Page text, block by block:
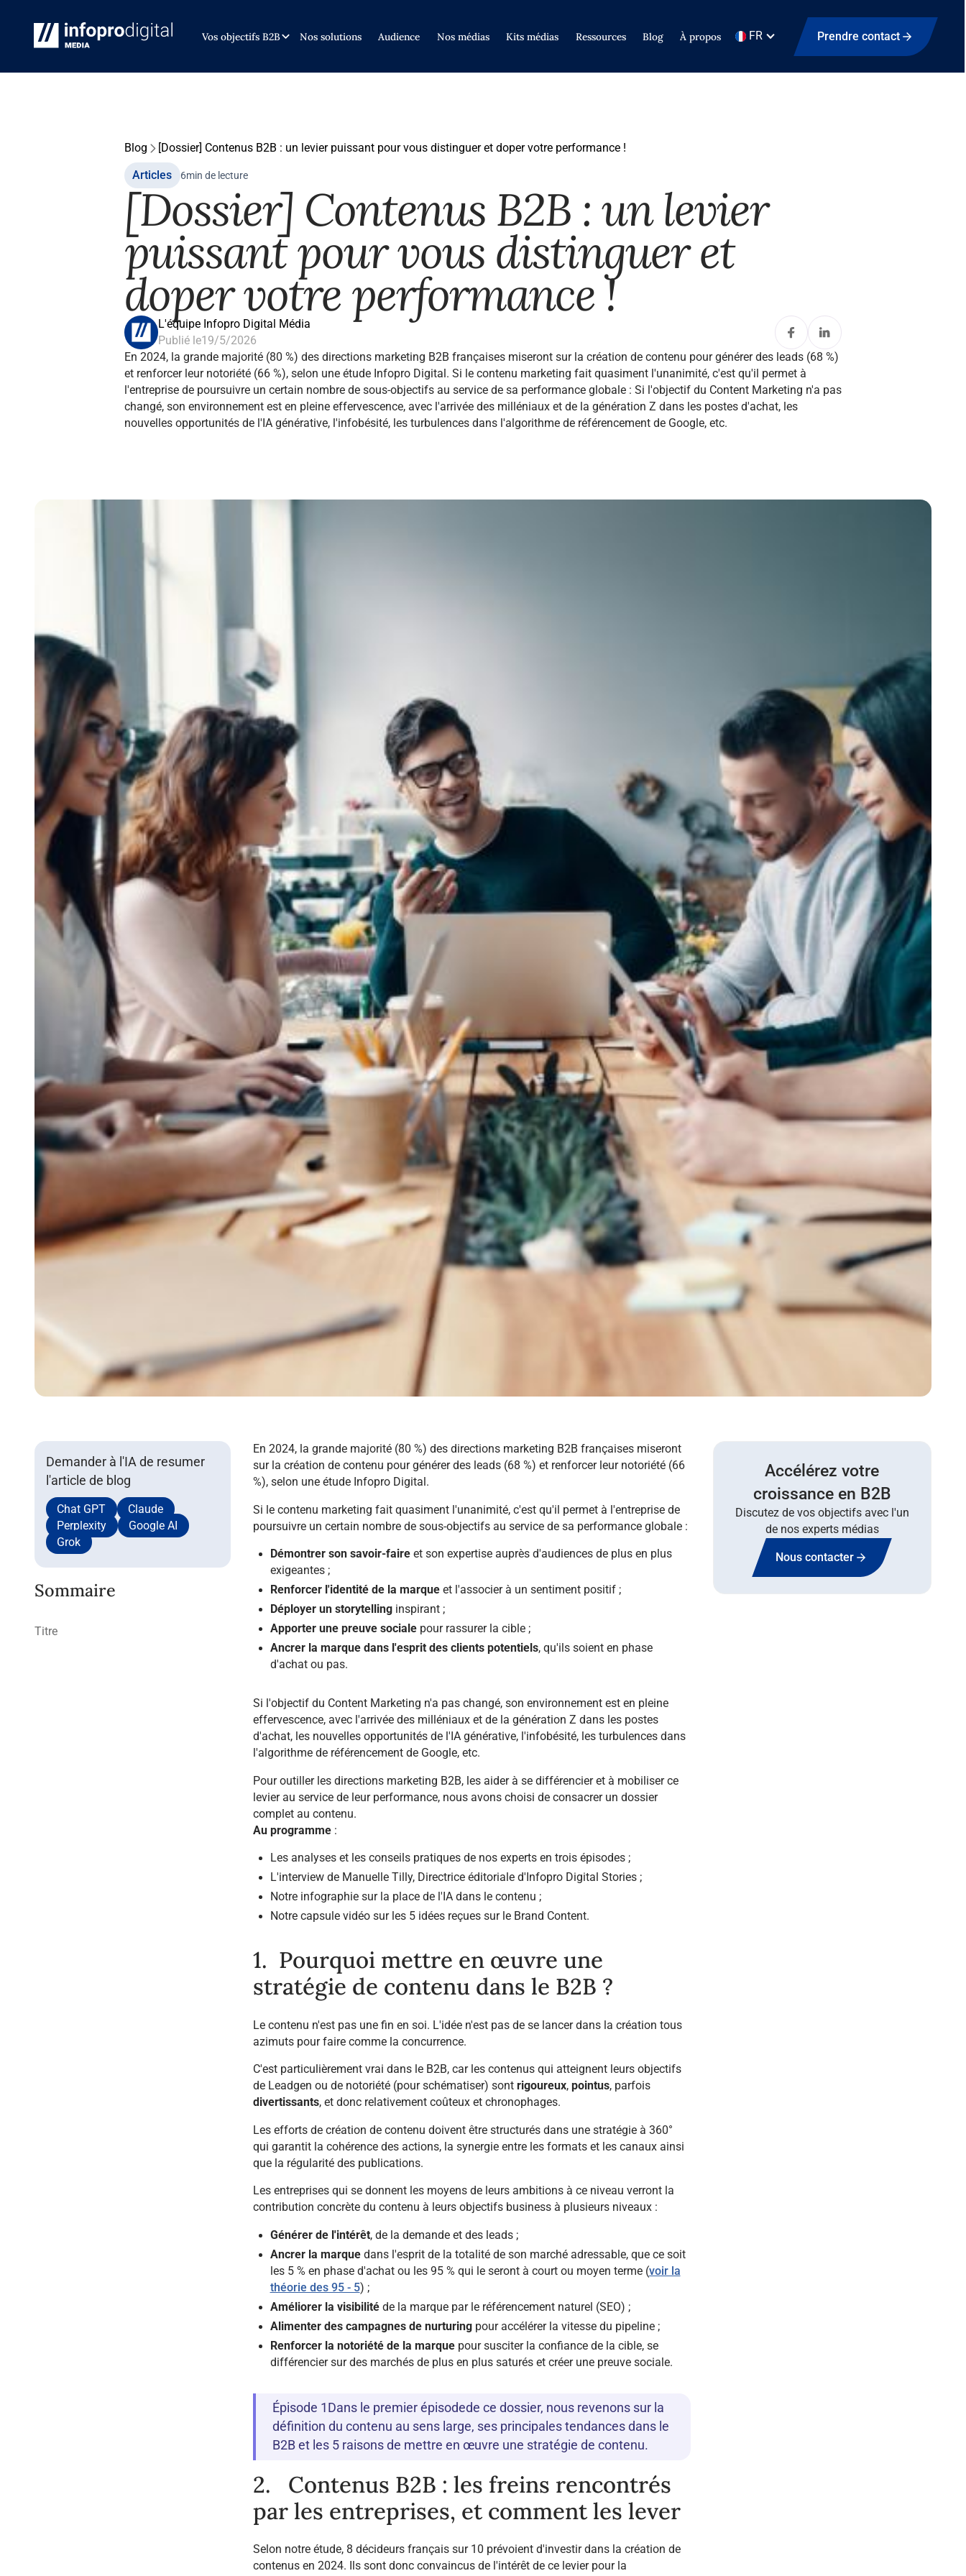
Vos objectifs B2B Nos solutions Audience Nos médias Kits médias Ressources Blog À propos FR Prendre contact
Blog [Dossier] Contenus B2B : un levier puissant pour vous distinguer et doper votre performance !
Articles 6min de lecture
[Dossier] Contenus B2B : un levier
puissant pour vous distinguer et
doper votre performance !
L'équipe Infopro Digital Média
Publié le19/5/2026
En 2024, la grande majorité (80 %) des directions marketing B2B françaises miseront sur la création de contenu pour générer des leads (68 %)
et renforcer leur notoriété (66 %), selon une étude Infopro Digital. Si le contenu marketing fait quasiment l'unanimité, c'est qu'il permet à
l'entreprise de poursuivre un certain nombre de sous-objectifs au service de sa performance globale : Si l'objectif du Content Marketing n'a pas
changé, son environnement est en pleine effervescence, avec l'arrivée des milléniaux et de la génération Z dans les postes d'achat, les
nouvelles opportunités de l'IA générative, l'infobésité, les turbulences dans l'algorithme de référencement de Google, etc.
Demander à l'IA de resumer
l'article de blog
Chat GPT
Claude
Perplexity
Google AI
Grok
Sommaire
Titre
En 2024, la grande majorité (80 %) des directions marketing B2B françaises miseront
sur la création de contenu pour générer des leads (68 %) et renforcer leur notoriété (66
%), selon une étude Infopro Digital.
Si le contenu marketing fait quasiment l'unanimité, c'est qu'il permet à l'entreprise de
poursuivre un certain nombre de sous-objectifs au service de sa performance globale :
Démontrer son savoir-faireet son expertise auprès d'audiences de plus en plus
exigeantes ;
Renforcer l'identité de la marqueet l'associer à un sentiment positif ;
Déployer un storytellinginspirant ;
Apporter une preuve socialepour rassurer la cible ;
Ancrer la marque dans l'esprit des clients potentiels, qu'ils soient en phase
d'achat ou pas.
Si l'objectif du Content Marketing n'a pas changé, son environnement est en pleine
effervescence, avec l'arrivée des milléniaux et de la génération Z dans les postes
d'achat, les nouvelles opportunités de l'IA générative, l'infobésité, les turbulences dans
l'algorithme de référencement de Google, etc.
Pour outiller les directions marketing B2B, les aider à se différencier et à mobiliser ce
levier au service de leur performance, nous avons choisi de consacrer un dossier
complet au contenu.
Au programme :
Les analyses et les conseils pratiques de nos experts en trois épisodes ;
L'interview de Manuelle Tilly, Directrice éditoriale d'Infopro Digital Stories ;
Notre infographie sur la place de l'IA dans le contenu ;
Notre capsule vidéo sur les 5 idées reçues sur le Brand Content.
1. Pourquoi mettre en œuvre une
stratégie de contenu dans le B2B ?
Le contenu n'est pas une fin en soi. L'idée n'est pas de se lancer dans la créationtous
azimuts pour faire comme la concurrence.
C'est particulièrement vrai dans le B2B, car les contenus qui atteignent leurs objectifs
de Leadgen ou de notoriété (pour schématiser) sontrigoureux,pointus, parfois
divertissants, et donc relativement coûteux et chronophages.
Les efforts de création de contenu doivent être structurés dans une stratégie à 360°
qui garantit la cohérence des actions, la synergie entre les formats et les canaux ainsi
que la régularité des publications.
Les entreprises qui se donnent les moyens de leurs ambitions à ce niveau verront la
contribution concrète du contenu à leurs objectifs business à plusieurs niveaux :
Générer de l'intérêt, de la demande et des leads ;
Ancrer la marquedans l'esprit de la totalité de son marché adressable, que ce soit
les 5 % en phase d'achat ou les 95 % qui le seront à court ou moyen terme (voir la
théorie des 95 - 5) ;
Améliorer la visibilitéde la marque par le référencement naturel (SEO) ;
Alimenter des campagnes de nurturingpour accélérer la vitesse du pipeline ;
Renforcer la notoriété de la marquepour susciter la confiance de la cible, se
différencier sur des marchés de plus en plus saturés et créer une preuve sociale.
Épisode 1Dans le premier épisodede ce dossier, nous revenons sur la
définition du contenu au sens large, ses principales tendances dans le
B2B et les 5 raisons de mettre en œuvre une stratégie de contenu.
2. Contenus B2B : les freins rencontrés
par les entreprises, et comment les lever
Selon notre étude, 8 décideurs français sur 10 prévoient d'investir dans la création de
contenus en 2024. Ils sont donc convaincus de l'intérêt de ce levier pour la
Accélérez votre
croissance en B2B
Discutez de vos objectifs avec l'un
de nos experts médias
Nous contacter